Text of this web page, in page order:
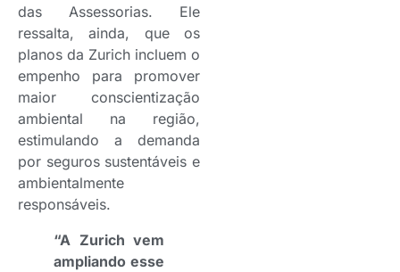
das Assessorias. Ele
ressalta, ainda, que os
planos da Zurich incluem o
empenho para promover
maior conscientização
ambiental na região,
estimulando a demanda
por seguros sustentáveis e
ambientalmente
responsáveis.
“A Zurich vem
ampliando esse